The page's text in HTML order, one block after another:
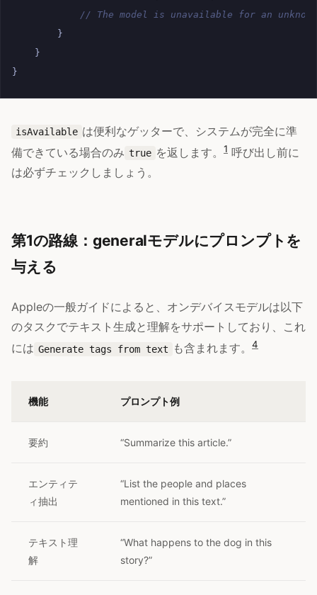
// The model is unavailable for an
}
}
}
isAvailable は便利なゲッターで、システムが完全に準
備できている場合のみ true を返します。 1 呼び出し前に
は必ずチェックしましょう。
第1の路線：generalモデルにプロンプトを
与える
Appleの一般ガイドによると、オンデバイスモデルは以下
のタスクでテキスト生成と理解をサポートしており、これ
には Generate tags from text も含まれます。 4
機能 プロンプト例
要約 “Summarize this article.”
エンティテ
ィ抽出
“List the people and places
mentioned in this text.”
テキスト理
解
“What happens to the dog in this
story?”